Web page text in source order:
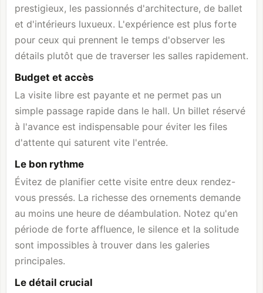
prestigieux, les passionnés d'architecture, de ballet
et d'intérieurs luxueux. L'expérience est plus forte
pour ceux qui prennent le temps d'observer les
détails plutôt que de traverser les salles rapidement.
Budget et accès
La visite libre est payante et ne permet pas un
simple passage rapide dans le hall. Un billet réservé
à l'avance est indispensable pour éviter les files
d'attente qui saturent vite l'entrée.
Le bon rythme
Évitez de planifier cette visite entre deux rendez-
vous pressés. La richesse des ornements demande
au moins une heure de déambulation. Notez qu'en
période de forte affluence, le silence et la solitude
sont impossibles à trouver dans les galeries
principales.
Le détail crucial